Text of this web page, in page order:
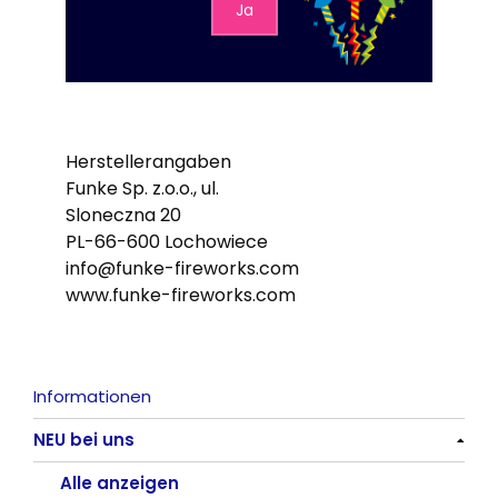
Ja
Herstellerangaben
Funke Sp. z.o.o., ul.
Sloneczna 20
PL-66-600 Lochowiece
info@funke-fireworks.com
www.funke-fireworks.com
Informationen
NEU bei uns
Alle anzeigen